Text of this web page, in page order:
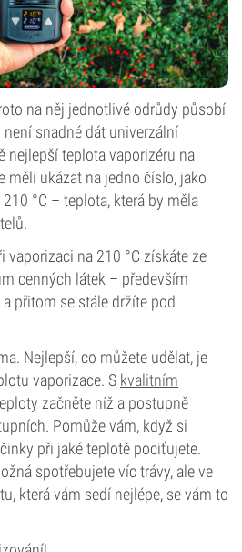
na něj jednotlivé odrůdy působí
snadné dát univerzální
nejlepší teplota vaporizéru na
měli ukázat na jedno číslo, jako
°C – teplota, která by měla
vaporizaci na 210 °C získáte ze
cenných látek – především
přitom se stále držíte pod
Nejlepší, co můžete udělat, je
vaporizace. S kvalitním
začněte níž a postupně
Pomůže vám, když si
při jaké teplotě pociťujete.
spotřebujete víc trávy, ale ve
která vám sedí nejlépe, se vám to